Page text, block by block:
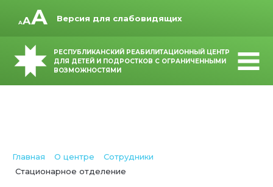
Версия для слабовидящих
РЕСПУБЛИКАНСКИЙ РЕАБИЛИТАЦИОННЫЙ ЦЕНТР
ДЛЯ ДЕТЕЙ И ПОДРОСТКОВ С ОГРАНИЧЕННЫМИ
ВОЗМОЖНОСТЯМИ
Главная О центре
Сотрудники
Стационарное отделение